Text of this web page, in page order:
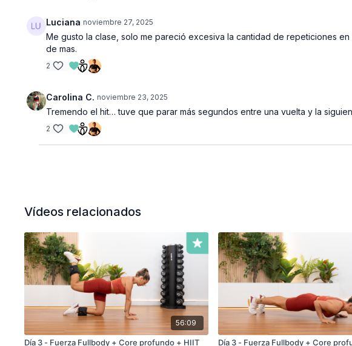
Luciana noviembre 27, 2025
Me gusto la clase, solo me pareció excesiva la cantidad de repeticiones
de mas.
2
Carolina C. noviembre 23, 2025
Tremendo el hit… tuve que parar más segundos entre una vuelta y la
2
Vídeos relacionados
56:09
Día 3 - Fuerza Fullbody + Core profundo + HIIT Día 3 - Fuerza Fullbody + Core